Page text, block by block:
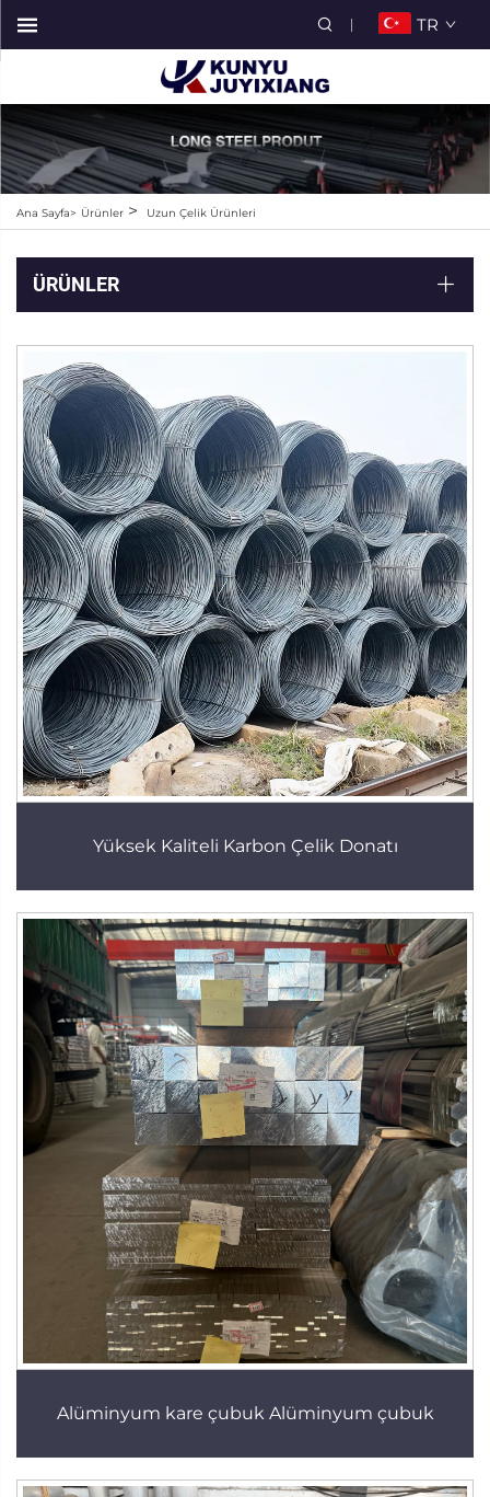
TR
Ana Sayfa> Ürünler > Uzun Çelik Ürünleri
ÜRÜNLER
Yüksek Kaliteli Karbon Çelik Donatı
Alüminyum kare çubuk Alüminyum çubuk